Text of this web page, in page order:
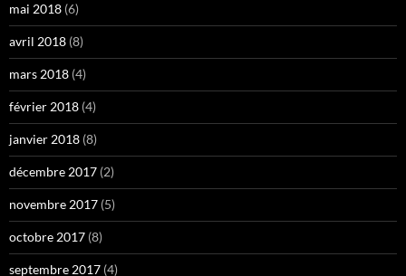
mai 2018 (6)
avril 2018 (8)
mars 2018 (4)
février 2018 (4)
janvier 2018 (8)
décembre 2017 (2)
novembre 2017 (5)
octobre 2017 (8)
septembre 2017 (4)